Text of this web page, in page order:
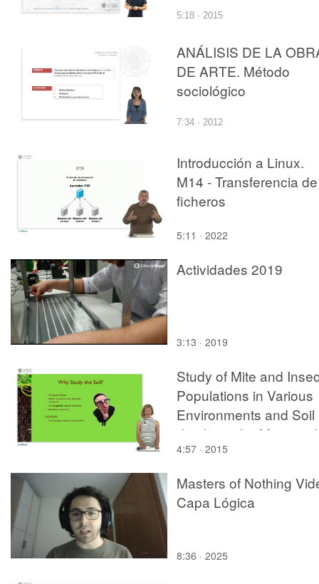
5:18 · 2015
ANÁLISIS DE LA
DE ARTE. Método
sociológico
7:34 · 2012
Introducción a Linux.
M14 - Transferencia de
ficheros
5:11 · 2022
Actividades 2019
3:13 · 2019
Study of Mite and
Populations in Various
Environments and Soil
depths in the
of Benitatchell 2
4:57 · 2015
Masters of Nothing
Capa Lógica
8:36 · 2025